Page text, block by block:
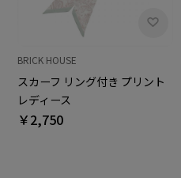
BRICK HOUSE
スカーフ リング付き プリント
レディース
￥2,750